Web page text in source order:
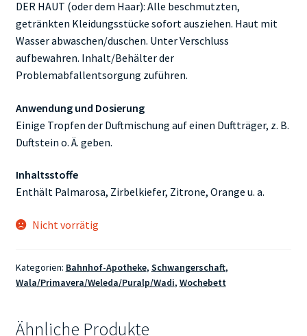
DER HAUT (oder dem Haar): Alle beschmutzten,
getränkten Kleidungsstücke sofort ausziehen. Haut mit
Wasser abwaschen/duschen. Unter Verschluss
aufbewahren. Inhalt/Behälter der
Problemabfallentsorgung zuführen.
Anwendung und Dosierung
Einige Tropfen der Duftmischung auf einen Duftträger, z. B.
Duftstein o. Ä. geben.
Inhaltsstoffe
Enthält Palmarosa, Zirbelkiefer, Zitrone, Orange u. a.
Nicht vorrätig
Kategorien: Bahnhof-Apotheke, Schwangerschaft,
Wala/Primavera/Weleda/Puralp/Wadi, Wochebett
Ähnliche Produkte